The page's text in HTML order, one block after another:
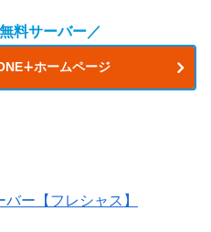
料サーバー／
ホームページ
ー【フレシャス】